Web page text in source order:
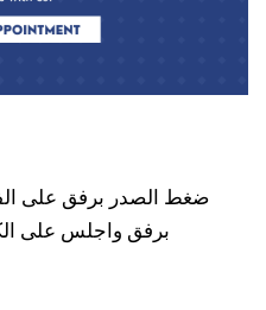
ضغط الصدر برفق على
برفق واجلس على